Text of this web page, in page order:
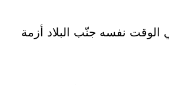
الوقت نفسه جنّب البلاد أزمة